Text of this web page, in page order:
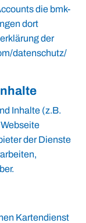
die bmk-
dort
der
datenschutz/
Inhalte (z.B.
der Dienste
Kartendienst